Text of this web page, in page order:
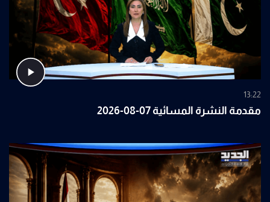
13:22
مقدمة النشرة المسائية 07-08-2026